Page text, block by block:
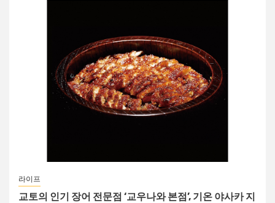
라이프
교토의 인기 장어 전문점 ‘교우나와 본점’, 기온 야사카 지